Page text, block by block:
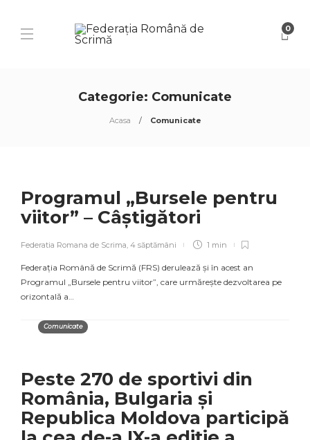
0
Categorie: Comunicate
Acasa Comunicate
Programul „Bursele pentru
viitor” – Câștigători
Federatia Romana de Scrima, 4 săptămâni 1 min
Federația Română de Scrimă (FRS) derulează și în acest an
Programul „Bursele pentru viitor”, care urmărește dezvoltarea pe
orizontală a…
Comunicate
Peste 270 de sportivi din
România, Bulgaria și
Republica Moldova participă